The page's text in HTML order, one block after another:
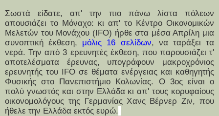
Σωστά είδατε, απ' την πιο πάνω λίστα πόλεων
απουσιάζει το Μόναχο: κι απ' το Κέντρο Οικονομικών
Μελετών του Μονάχου (IFO) ήρθε στα μέσα Απρίλη μια
συνοπτική έκθεση, μόλις 16 σελίδων, να ταράξει τα
νερά. Την από 3 ερευνητές έκθεση, που παρουσιάζει τ'
αποτελέσματα έρευνας, υπογράφουν μακροχρόνιος
ερευνητής του IFO σε θέματα ενέργειας και καθηγητής
Φυσικής στο Πανεπιστήμιο Κολωνίας. Ο 3ος είναι ο
πολύ γνωστός και στην Ελλάδα κι απ' τους κορυφαίους
οικονομολόγους της Γερμανίας Χανς Βέρνερ Ζιν, που
ήθελε την Ελλάδα εκτός ευρώ.